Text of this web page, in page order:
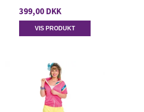
399,00 DKK
VIS PRODUKT